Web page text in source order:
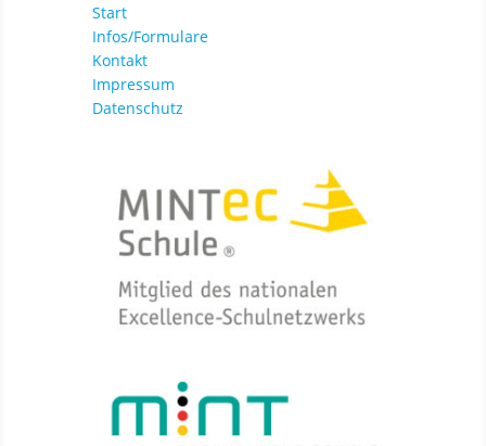
Start
Infos/Formulare
Kontakt
Impressum
Datenschutz